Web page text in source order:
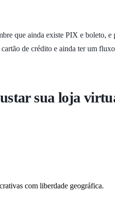
que ainda existe PIX e boleto,
de crédito e ainda ter um
sua loja
com liberdade geográfica.